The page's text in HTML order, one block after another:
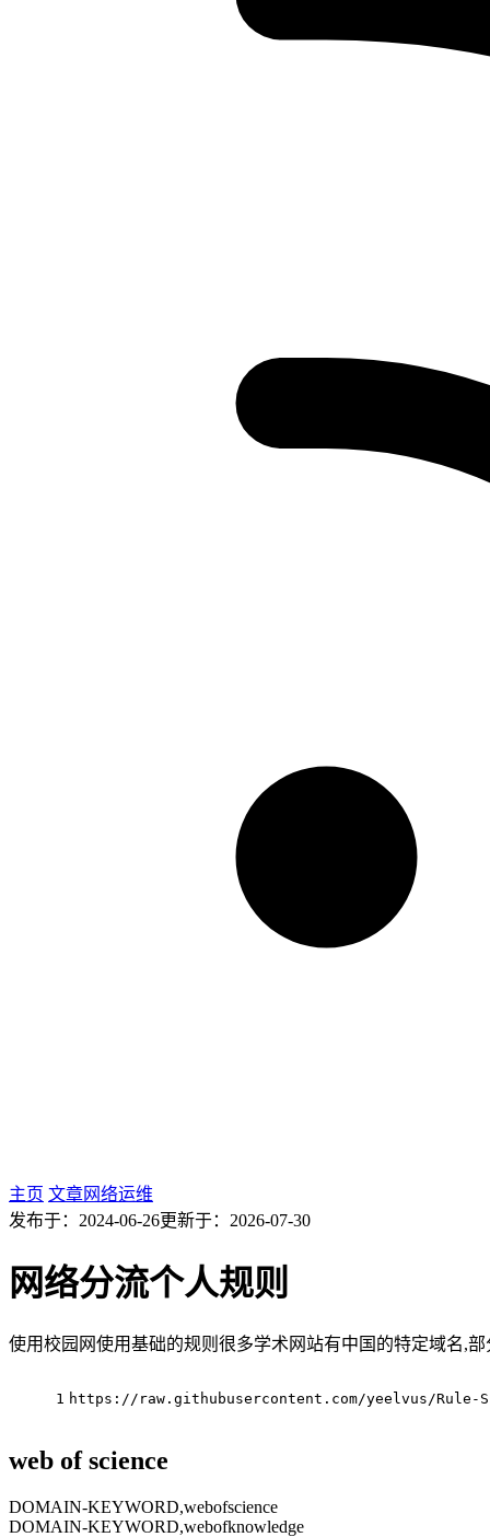
主页 文章网络运维
发布于： 2024-06-26更新于： 2026-07-30
网络分流个人规则
使用校园网使用基础的规则很多学术网站有中国的特定域名,
1 https://raw.githubusercontent.com/yeelvus/
web of science
DOMAIN-KEYWORD,webofscience
DOMAIN-KEYWORD,webofknowledge